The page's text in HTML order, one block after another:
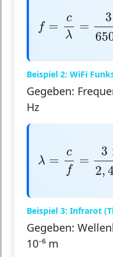
f =
c
λ
=
3
108
Beispiel 2: WiFi
Gegeben:
Hz
λ =
c
f
=
3
2,
10
Beispiel 3: Infrarot
Gegeben:
10⁻⁶ m